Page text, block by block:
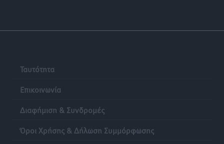
Ταυτότητα
Επικοινωνία
Διαφήμιση & Συνδρομές
Όροι Χρήσης & Δήλωση Συμμόρφωσης